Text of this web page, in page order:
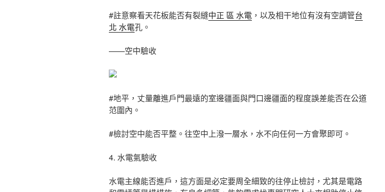
#註意察看天花板能否有裂縫中正 區 水電 ，以及相干地位有沒有空調管台
北 水電孔。
——空中驗收
#地平，丈量離進戶門最遠的室邊疆面與門口邊疆面的程度誤差能否在公道
范圍內。
#檢討空中能否平整。往空中上潑一層水，水不向任何一方會聚即可。
4. 水電氣驗收
水電主線能否進戶，這方面是必定要周全細致的往停止檢討，尤其是電路